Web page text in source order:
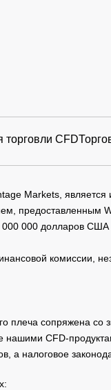
торговли CFD
Markets,
предоставленным
000 долларов США
комиссии,
плеча сопряжена
нашими CFD-
а налоговое